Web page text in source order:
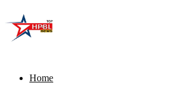
Home